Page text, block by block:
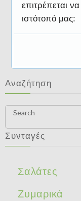
Αναζήτηση
Search
Συνταγές
Σαλάτες
Ζυμαρικά
επιτρέπεται
ιστότοπό μας: